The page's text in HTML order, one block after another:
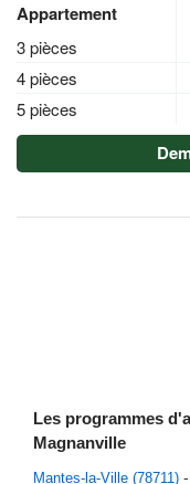
Appartement
3 pièces
4 pièces
5 pièces
Les programmes
Magnanville
Mantes-la-Ville (78711)